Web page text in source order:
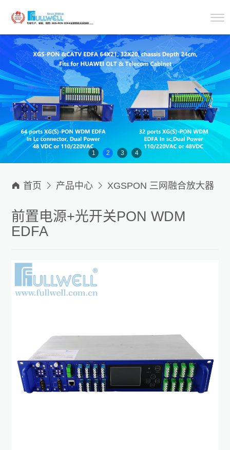
1 2 3 4
 首页  产品中心 XGSPON 三网融合放大器
 XG(S)-PON & CATV WDM EDFA 配套OLT机柜
深度24CM
前置电源+光开关PON WDM
EDFA